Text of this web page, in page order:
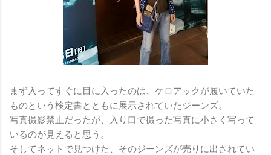
まず入ってすぐに目に入ったのは、ケロアックが履いていた
ものという検定書とともに展示されていたジーンズ。
写真撮影禁止だったが、入り口で撮った写真に小さく写って
いるのが見えると思う。
そしてネットで見つけた、そのジーンズが売りに出されてい